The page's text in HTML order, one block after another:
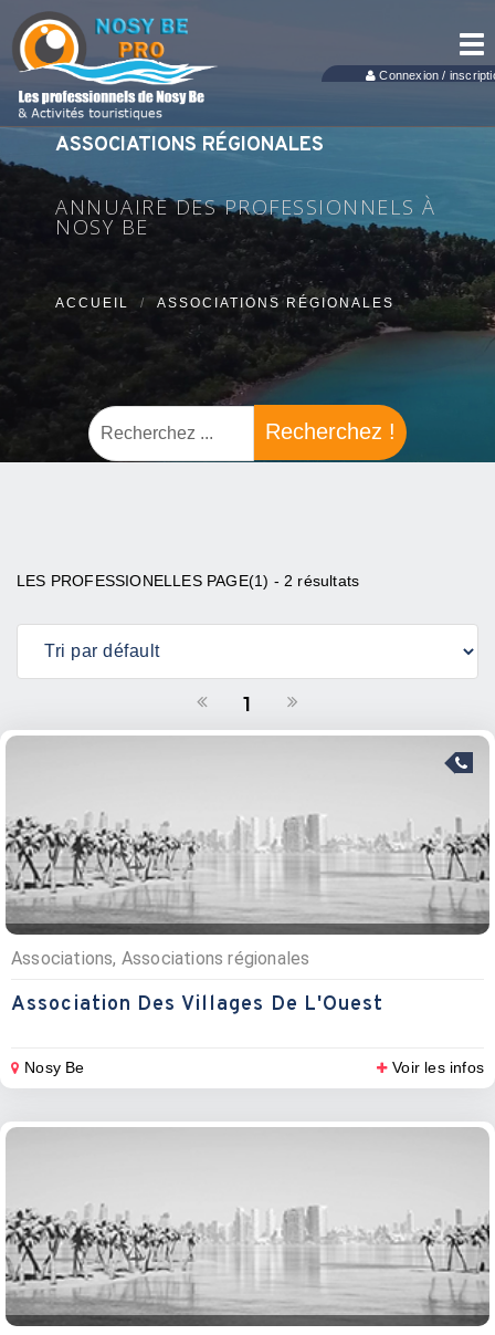
Connexion /
ASSOCIATIONS RÉGIONALES
ANNUAIRE DES PROFESSIONNELS À
NOSY BE
ACCUEIL ASSOCIATIONS RÉGIONALES
Recherchez !
LES PROFESSIONELLES PAGE(1) - 2 résultats
1
Associations, Associations régionales
Association Des Villages De L'Ouest
Nosy Be Voir les infos